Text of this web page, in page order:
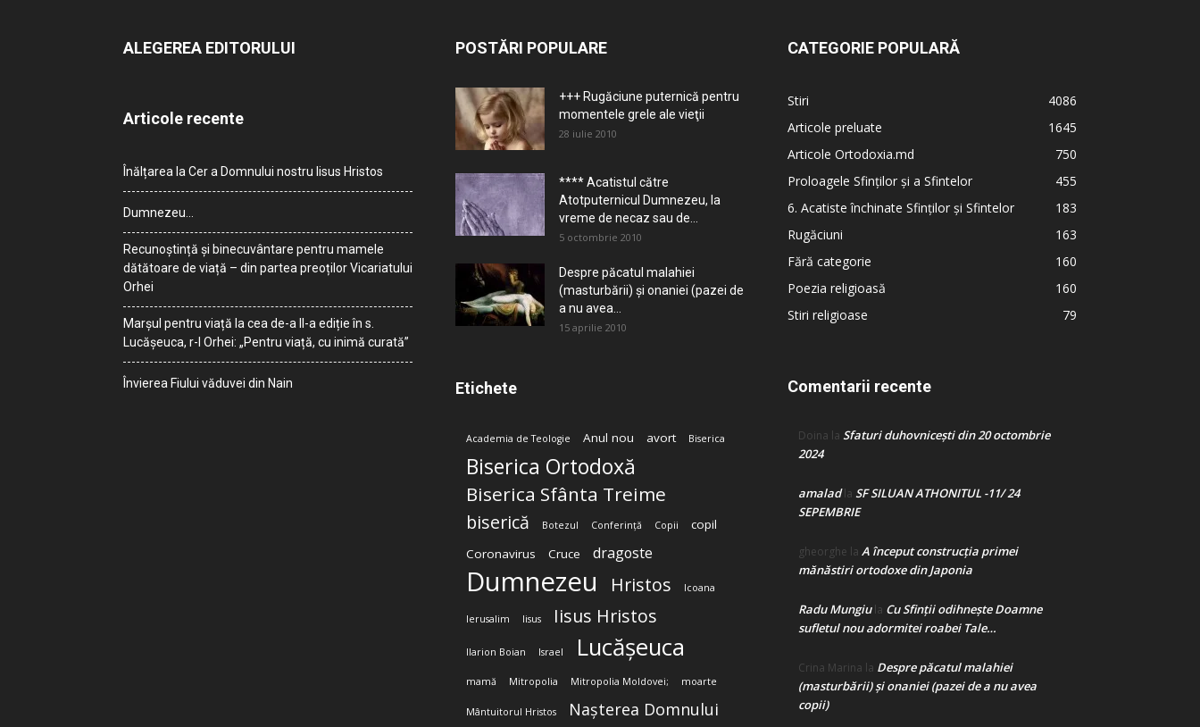
ALEGEREA EDITORULUI
Articole recente
Înălțarea la Cer a Domnului nostru Iisus Hristos
Dumnezeu…
Recunoștință și binecuvântare pentru mamele
dătătoare de viață – din partea preoților Vicariatului
Orhei
Marșul pentru viață la cea de-a II-a ediție în s.
Lucășeuca, r-l Orhei: „Pentru viață, cu inimă curată”
Învierea Fiului văduvei din Nain
POSTĂRI POPULARE
+++ Rugăciune puternică pentru
momentele grele ale vieţii
28 iulie 2010
**** Acatistul către
Atotputernicul Dumnezeu, la
vreme de necaz sau de...
5 octombrie 2010
Despre păcatul malahiei
(masturbării) şi onaniei (pazei de
a nu avea...
15 aprilie 2010
Etichete
Academia de Teologie Anul nou avort Biserica
Biserica Ortodoxă
Biserica Sfânta Treime
biserică Botezul Conferință Copii
copil
Coronavirus
Cruce dragoste
Dumnezeu Hristos Icoana
Ierusalim Iisus Iisus Hristos
Ilarion Boian Israel Lucășeuca
mamă Mitropolia Mitropolia Moldovei; moarte
Mântuitorul Hristos Nașterea Domnului
CATEGORIE POPULARĂ
Stiri
4086
Articole preluate
1645
Articole Ortodoxia.md
750
Proloagele Sfinților și a Sfintelor
455
6. Acatiste închinate Sfinților și Sfintelor
183
Rugăciuni
163
Fără categorie
160
Poezia religioasă
160
Stiri religioase
79
Comentarii recente
Doina la Sfaturi duhovnicești din 20 octombrie
2024
amaladla SF SILUAN ATHONITUL -11/ 24
SEPEMBRIE
gheorghe la A început construcţia primei
mănăstiri ortodoxe din Japonia
Radu Mungiula Cu Sfinții odihnește Doamne
sufletul nou adormitei roabei Tale…
Crina Marina la Despre păcatul malahiei
(masturbării) şi onaniei (pazei de a nu avea
copii)